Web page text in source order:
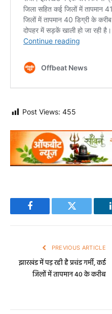
Post Views: 455
Facebook Twitter
PREVIOUS ARTICLE
झारखंड में पड़ रही है प्रचंड गर्मी, कई
जिलों में तापमान 40 के करीब